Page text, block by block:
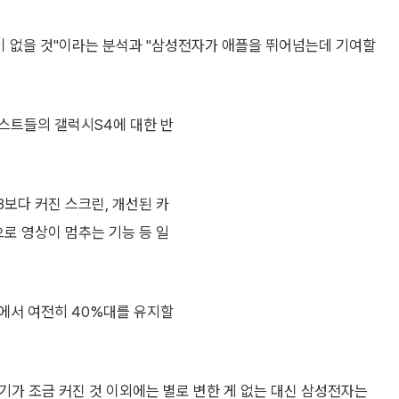
을 것"이라는 분석과 "삼성전자가 애플을 뛰어넘는데 기여할
트들의 갤럭시S4에 대한 반
다 커진 스크린, 개선된 카
영상이 멈추는 기능 등 일
서 여전히 40%대를 유지할
조금 커진 것 이외에는 별로 변한 게 없는 대신 삼성전자는